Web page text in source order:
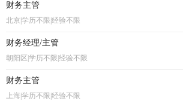
财务主管
北京|学历不限|经验不限
财务经理/主管
朝阳区|学历不限|经验不限
财务主管
上海|学历不限|经验不限